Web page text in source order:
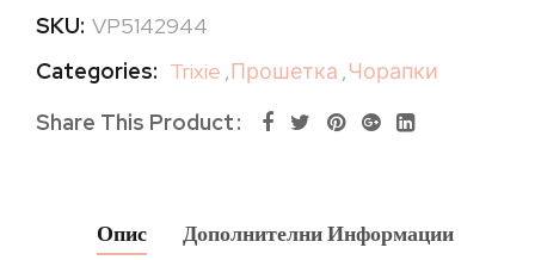
SKU: VP5142944
Categories: Trixie ,Прошетка ,Чорапки
Share This Product
Опис
Дополнителни Информации